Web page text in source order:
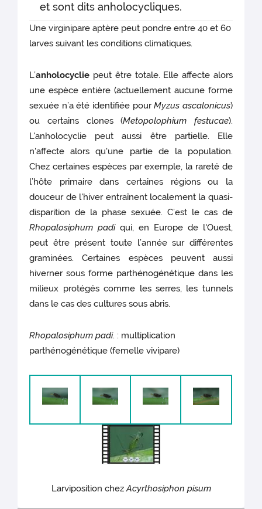
et sont dits anholocycliques.
Une virginipare aptère peut pondre entre 40 et 60
larves suivant les conditions climatiques.
L’anholocyclie peut être totale. Elle affecte alors
une espèce entière (actuellement aucune forme
sexuée n’a été identifiée pourMyzus ascalonicus)
ou certains clones (Metopolophium festucae).
L'anholocyclie peut aussi être partielle. Elle
n'affecte alors qu'une partie de la population.
Chez certaines espèces par exemple, la rareté de
l’hôte primaire dans certaines régions ou la
douceur de l'hiver entraînent localement la quasi-
disparition de la phase sexuée. C’est le cas de
Rhopalosiphum padiqui, en Europe de l'Ouest,
peut être présent toute l’année sur différentes
graminées. Certaines espèces peuvent aussi
hiverner sous forme parthénogénétique dans les
milieux protégés comme les serres, les tunnels
dans le cas des cultures sous abris.
Rhopalosiphum padi. : multiplication
parthénogénétique (femelle vivipare)
Larviposition chezAcyrthosiphon pisum